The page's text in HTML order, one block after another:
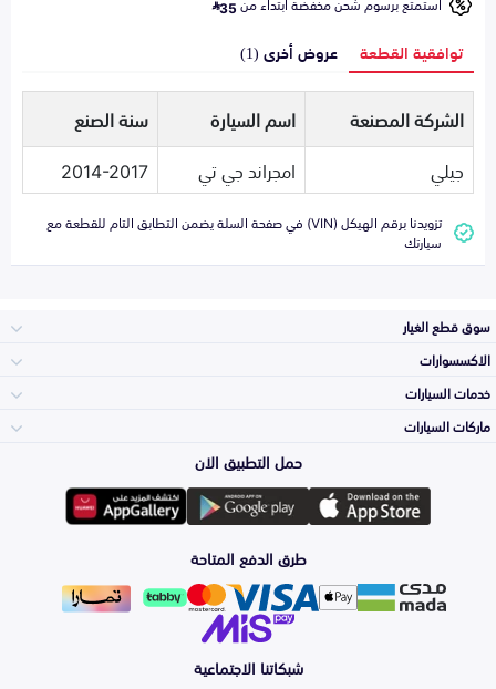
35
توافقية القطعة عروض أخرى (1)
الشركة المصنعة اسم السيارة
سنة الصنع
جيلي
امجراند جي تي 2014-2017
تزويدنا برقم الهيكل (VIN) في صفحة السلة يضمن التطابق التام للقطعة مع
سيارتك
سوق قطع الغيار
المكائن، القيرات
وملحقاتها
الشمعات
والاصطبات (الاضاءة)
الفرامل والأقمشة
الاكسسوارات
لوازم الرحلات
اكسسوارات العناية
خدمات السيارات
الأكثر مبيعاً
التلميع والعناية
ماركات السيارات
تويوتا
هيونداي
كيا
حمل التطبيق الان
طرق الدفع المتاحة
شبكاتنا الاجتماعية